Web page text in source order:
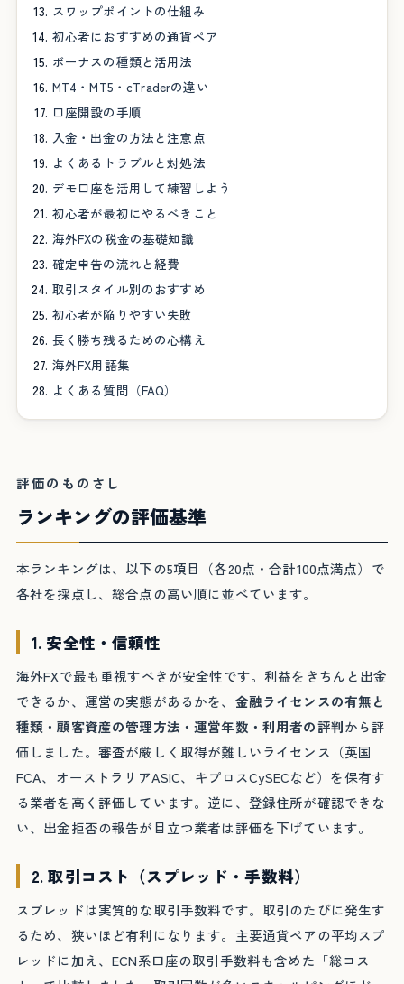
スワップポイントの仕組み
初心者におすすめの通貨ペア
ボーナスの種類と活用法
MT4・MT5・cTraderの違い
口座開設の手順
入金・出金の方法と注意点
よくあるトラブルと対処法
デモ口座を活用して練習しよう
初心者が最初にやるべきこと
海外FXの税金の基礎知識
確定申告の流れと経費
取引スタイル別のおすすめ
初心者が陥りやすい失敗
長く勝ち残るための心構え
海外FX用語集
よくある質問（FAQ）
評価のものさし
ランキングの評価基準
本ランキングは、以下の5項目（各20点・合計100点満点）で
各社を採点し、総合点の高い順に並べています。
1. 安全性・信頼性
海外FXで最も重視すべきが安全性です。利益をきちんと出金
できるか、運営の実態があるかを、 金融ライセンスの有無と
種類・顧客資産の管理方法・運営年数・利用者の評判から評
価しました。審査が厳しく取得が難しいライセンス（英国
FCA、オーストラリアASIC、キプロスCySECなど）を保有す
る業者を高く評価しています。逆に、登録住所が確認できな
い、出金拒否の報告が目立つ業者は評価を下げています。
2. 取引コスト（スプレッド・手数料）
スプレッドは実質的な取引手数料です。取引のたびに発生す
るため、狭いほど有利になります。主要通貨ペアの平均スプ
レッドに加え、ECN系口座の取引手数料も含めた「総コス